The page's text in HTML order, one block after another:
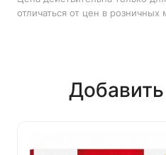
отличаться от цен в розничных
Добавить